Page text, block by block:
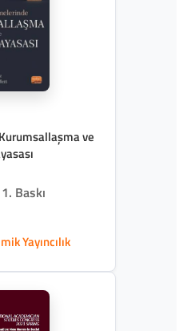
ve
1. Baskı
Yayıncılık